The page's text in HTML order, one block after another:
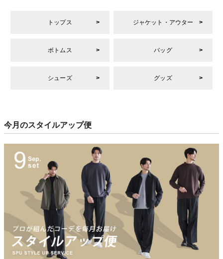
トップス ジャケット・アウター
ボトムス バッグ
シューズ グッズ
今月のスタイルアップ便